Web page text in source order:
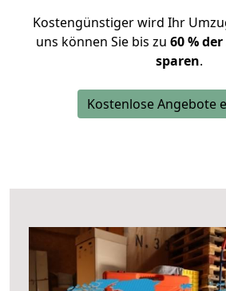
Kostengünstiger wird Ihr
uns können Sie bis zu 60 %
sparen.
Kostenlose Angebote